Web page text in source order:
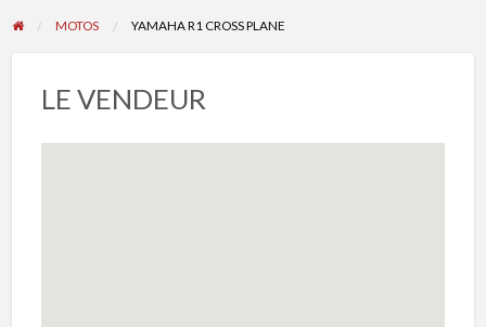
problème
MOTOS YAMAHA R1 CROSS PLANE
LE VENDEUR